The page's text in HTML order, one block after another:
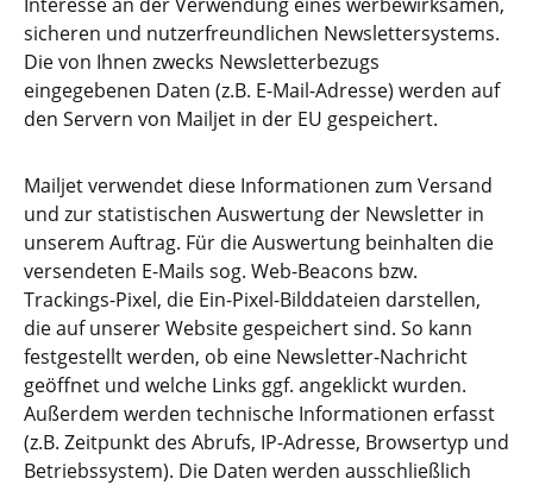
sicheren und nutzerfreundlichen Newslettersystems.
Die von Ihnen zwecks Newsletterbezugs
eingegebenen Daten (z.B. E-Mail-Adresse) werden auf
den Servern von Mailjet in der EU gespeichert.
Mailjet verwendet diese Informationen zum Versand
und zur statistischen Auswertung der Newsletter in
unserem Auftrag. Für die Auswertung beinhalten die
versendeten E-Mails sog. Web-Beacons bzw.
Trackings-Pixel, die Ein-Pixel-Bilddateien darstellen,
die auf unserer Website gespeichert sind. So kann
festgestellt werden, ob eine Newsletter-Nachricht
geöffnet und welche Links ggf. angeklickt wurden.
Außerdem werden technische Informationen erfasst
(z.B. Zeitpunkt des Abrufs, IP-Adresse, Browsertyp und
Betriebssystem). Die Daten werden ausschließlich